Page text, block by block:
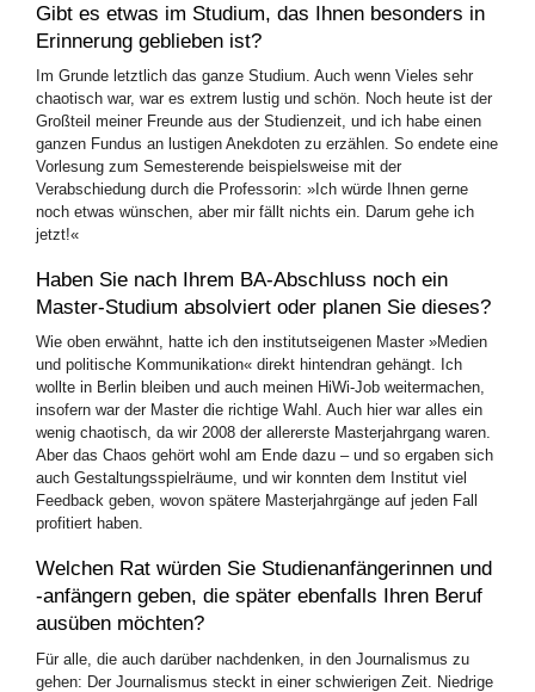
Gibt es etwas im Studium, das Ihnen besonders in
Erinnerung geblieben ist?
Im Grunde letztlich das ganze Studium. Auch wenn Vieles sehr
chaotisch war, war es extrem lustig und schön. Noch heute ist der
Großteil meiner Freunde aus der Studienzeit, und ich habe einen
ganzen Fundus an lustigen Anekdoten zu erzählen. So endete eine
Vorlesung zum Semesterende beispielsweise mit der
Verabschiedung durch die Professorin: »Ich würde Ihnen gerne
noch etwas wünschen, aber mir fällt nichts ein. Darum gehe ich
jetzt!«
Haben Sie nach Ihrem BA-Abschluss noch ein
Master-Studium absolviert oder planen Sie dieses?
Wie oben erwähnt, hatte ich den institutseigenen Master »Medien
und politische Kommunikation« direkt hintendran gehängt. Ich
wollte in Berlin bleiben und auch meinen HiWi-Job weitermachen,
insofern war der Master die richtige Wahl. Auch hier war alles ein
wenig chaotisch, da wir 2008 der allererste Masterjahrgang waren.
Aber das Chaos gehört wohl am Ende dazu – und so ergaben sich
auch Gestaltungsspielräume, und wir konnten dem Institut viel
Feedback geben, wovon spätere Masterjahrgänge auf jeden Fall
profitiert haben.
Welchen Rat würden Sie Studienanfängerinnen und
-anfängern geben, die später ebenfalls Ihren Beruf
ausüben möchten?
Für alle, die auch darüber nachdenken, in den Journalismus zu
gehen: Der Journalismus steckt in einer schwierigen Zeit. Niedrige